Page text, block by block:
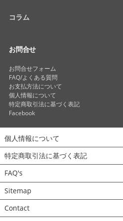
コラム
お問合せ
お問合せフォーム
FAQ/よくある質問
お支払方法について
個人情報について
特定商取引法に基づく表記
Facebook
個人情報について
特定商取引法に基づく表記
FAQ's
Sitemap
Contact